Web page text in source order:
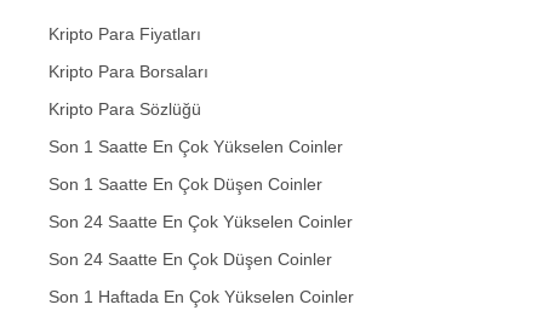
Kripto Para Fiyatları
Kripto Para Borsaları
Kripto Para Sözlüğü
Son 1 Saatte En Çok Yükselen Coinler
Son 1 Saatte En Çok Düşen Coinler
Son 24 Saatte En Çok Yükselen Coinler
Son 24 Saatte En Çok Düşen Coinler
Son 1 Haftada En Çok Yükselen Coinler